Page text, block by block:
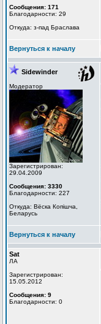
Сообщения: 171
Благодарности: 29
Откуда: з-пад Браслава
Вернуться к началу
Sidewinder
Модератор
Зарегистрирован:
29.04.2009
Сообщения: 3330
Благодарности: 227
Откуда: Вёска Копішча,
Беларусь
Вернуться к началу
Sat
ЛА
Зарегистрирован:
15.05.2012
Сообщения: 9
Благодарности: 0